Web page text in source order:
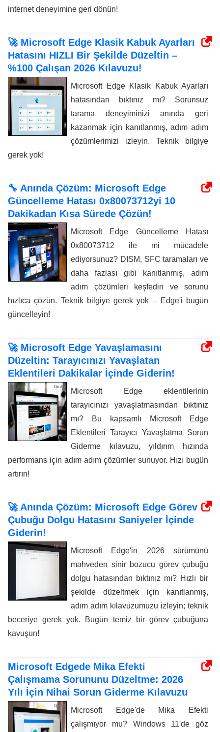
internet deneyimine geri dönün!
🚀 Microsoft Edge Klasik Kabuk Ayarları
Hatasını HIZLI Bir Şekilde Düzeltin –
%100 Çalışan 2026 Kılavuzu!
Microsoft Edge Klasik Kabuk Ayarları
hatasından bıktınız mı? Sorunsuz
tarama deneyiminizi anında geri
kazanmak için kanıtlanmış, adım adım
çözümlerimizi izleyin. Teknik bilgiye
gerek yok!
🔧 Anında Çözüm: Microsoft Edge
Güncelleme Hatası 0x80073712yi 10
Dakikadan Kısa Sürede Çözün!
Microsoft Edge Güncelleme Hatası
0x80073712 ile mi mücadele
ediyorsunuz? DISM, SFC taramaları ve
daha fazlası gibi kanıtlanmış, adım
adım çözümleri keşfedin ve sorunu
hızlıca çözün. Teknik bilgiye gerek yok – Edge'i bugün
güncelleyin!
🚀 Microsoft Edge Yavaşlamasını
Düzeltin: Tarayıcınızı Yavaşlatan
Eklentileri Dakikalar İçinde Giderin!
Microsoft Edge eklentilerinin
tarayıcınızı yavaşlatmasından bıktınız
mı? Bu kapsamlı Microsoft Edge
Eklentileri Tarayıcı Yavaşlatma Sorun
Giderme kılavuzu, yıldırım hızında
performans için adım adım çözümler sunuyor. Hızı bugün
artırın!
🚀 Anında Çözüm: Microsoft Edge Görev
Çubuğu Dolgu Hatasını Saniyeler İçinde
Giderin!
Microsoft Edge'in 2026 sürümünü
mahveden sinir bozucu görev çubuğu
dolgu hatasından bıktınız mı? Hızlı bir
şekilde düzeltmek için kanıtlanmış,
adım adım kılavuzumuzu izleyin; teknik
beceriye gerek yok. Bugün temiz bir görev çubuğuna
kavuşun!
Microsoft Edgede Mika Efekti
Çalışmama Sorununu Düzeltme: 2026
Yılı İçin Nihai Sorun Giderme Kılavuzu
Microsoft Edge'de Mika Efekti
çalışmıyor mu? Windows 11'de göz